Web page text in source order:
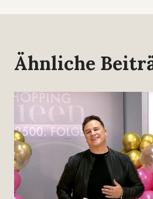
Ähnliche